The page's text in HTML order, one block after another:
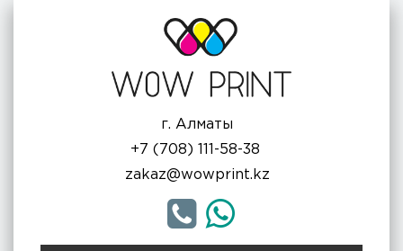
г. Алматы
+7 (708) 111-58-38
zakaz@wowprint.kz